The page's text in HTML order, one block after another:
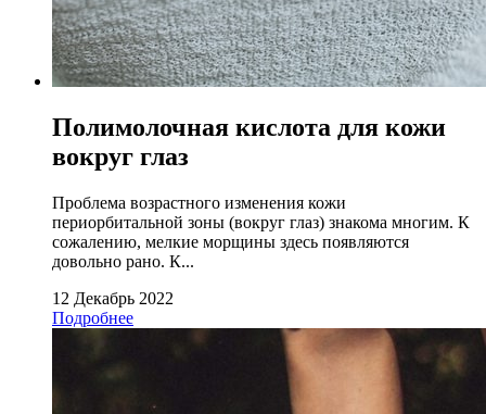
Полимолочная кислота для кожи
вокруг глаз
Проблема возрастного изменения кожи
периорбитальной зоны (вокруг глаз) знакома многим. К
сожалению, мелкие морщины здесь появляются
довольно рано. К...
12 Декабрь 2022
Подробнее